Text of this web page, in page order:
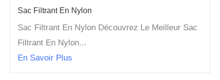
Sac Filtrant En Nylon
Sac Filtrant En Nylon Découvrez Le Meilleur Sac
Filtrant En Nylon...
En Savoir Plus